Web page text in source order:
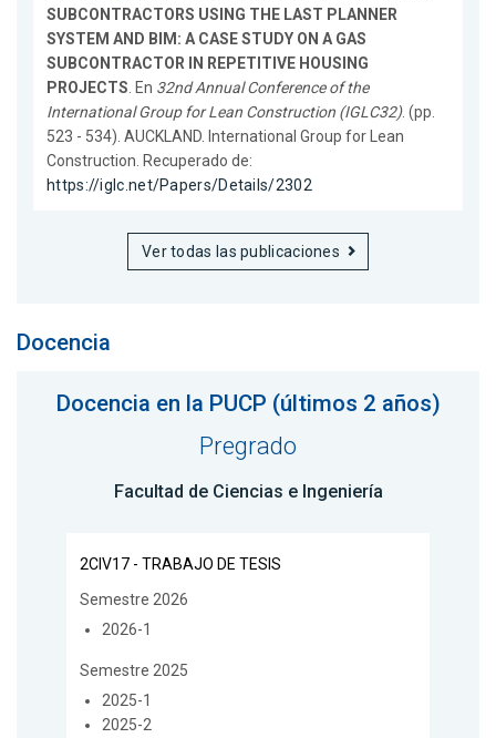
SUBCONTRACTORS USING THE LAST PLANNER
SYSTEM AND BIM: A CASE STUDY ON A GAS
SUBCONTRACTOR IN REPETITIVE HOUSING
PROJECTS . En 32nd Annual Conference of the
International Group for Lean Construction (IGLC32). (pp.
523 - 534). AUCKLAND. International Group for Lean
Construction. Recuperado de:
https://iglc.net/Papers/Details/2302
Ver todas las publicaciones
Docencia
Docencia en la PUCP (últimos 2 años)
Pregrado
Facultad de Ciencias e Ingeniería
2CIV17 - TRABAJO DE TESIS
Semestre 2026
2026-1
Semestre 2025
2025-1
2025-2